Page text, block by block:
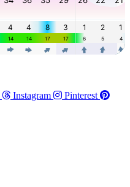
Instagram
Pinterest